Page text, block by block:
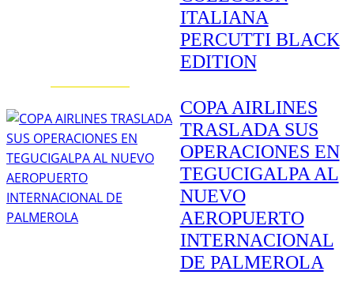
ITALIANA
PERCUTTI BLACK
EDITION
COPA AIRLINES
TRASLADA SUS
OPERACIONES EN
TEGUCIGALPA AL
NUEVO
AEROPUERTO
INTERNACIONAL
DE PALMEROLA